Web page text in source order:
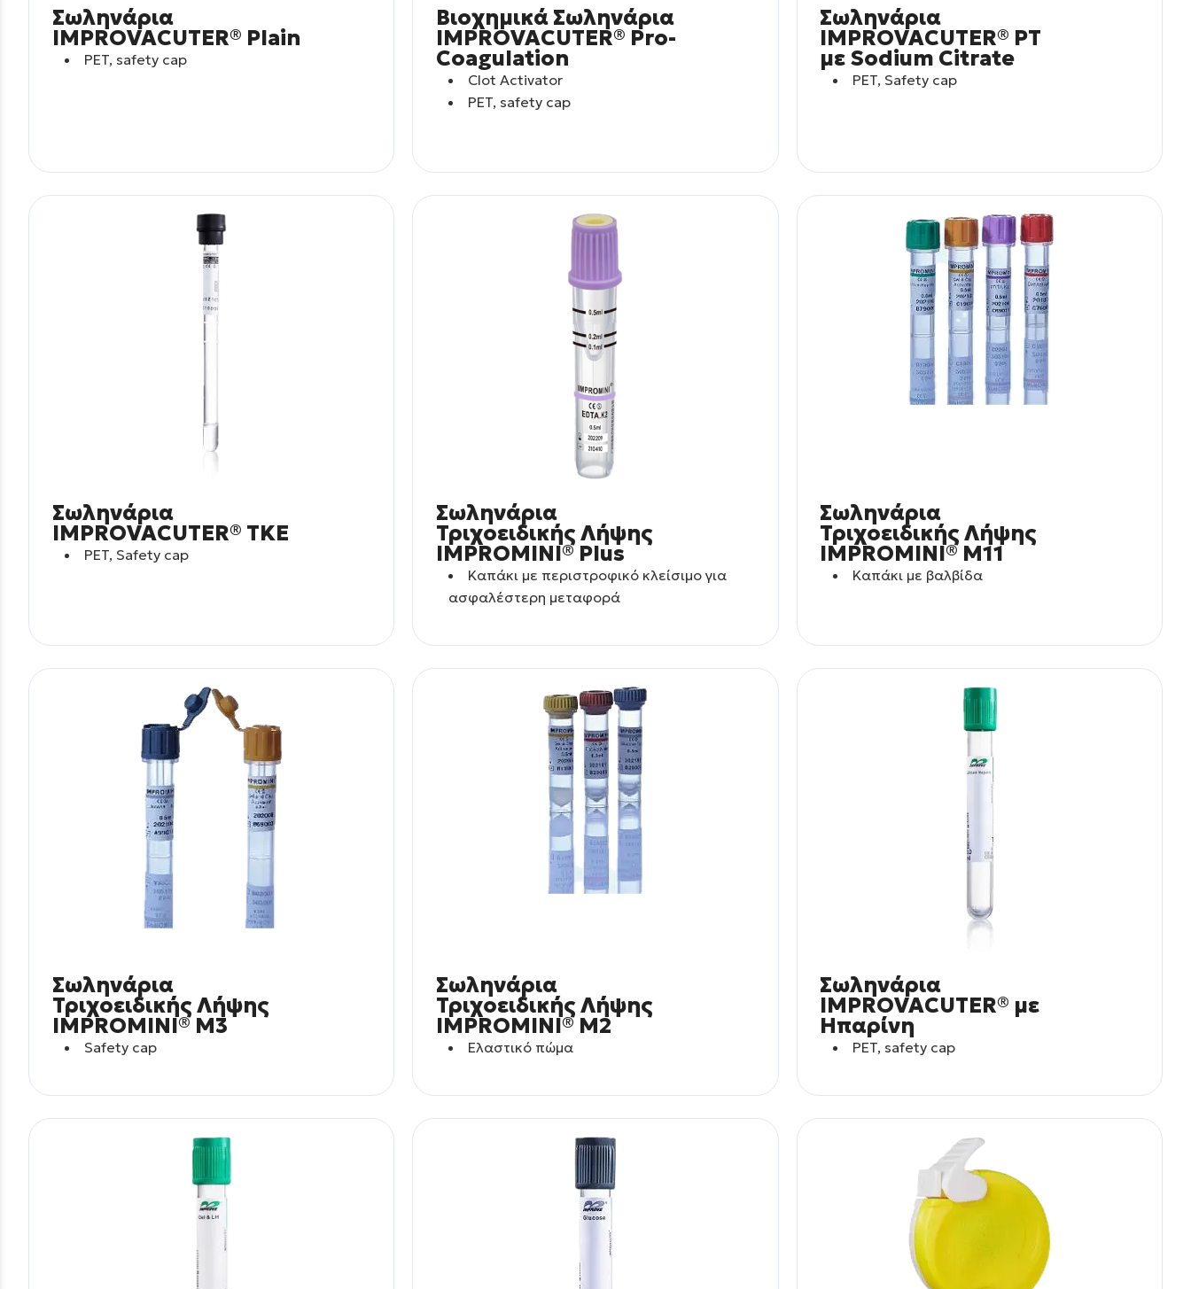
Σωληνάρια
IMPROVACUTER® Plain
PET, safety cap
Βιοχημικά Σωληνάρια
IMPROVACUTER® Pro-
Coagulation
Clot Activator
PET, safety cap
Σωληνάρια
IMPROVACUTER® PT
με Sodium Citrate
PET, Safety cap
Σωληνάρια
IMPROVACUTER® TKE
PET, Safety cap
Σωληνάρια
Τριχοειδικής Λήψης
IMPROMINI® Plus
Καπάκι με περιστροφικό κλείσιμο για
ασφαλέστερη μεταφορά
Σωληνάρια
Τριχοειδικής Λήψης
IMPROMINI® M11
Καπάκι με βαλβίδα
Σωληνάρια
Τριχοειδικής Λήψης
IMPROMINI® M3
Safety cap
Σωληνάρια
Τριχοειδικής Λήψης
IMPROMINI® M2
Ελαστικό πώμα
Σωληνάρια
IMPROVACUTER® με
Ηπαρίνη
PET, safety cap